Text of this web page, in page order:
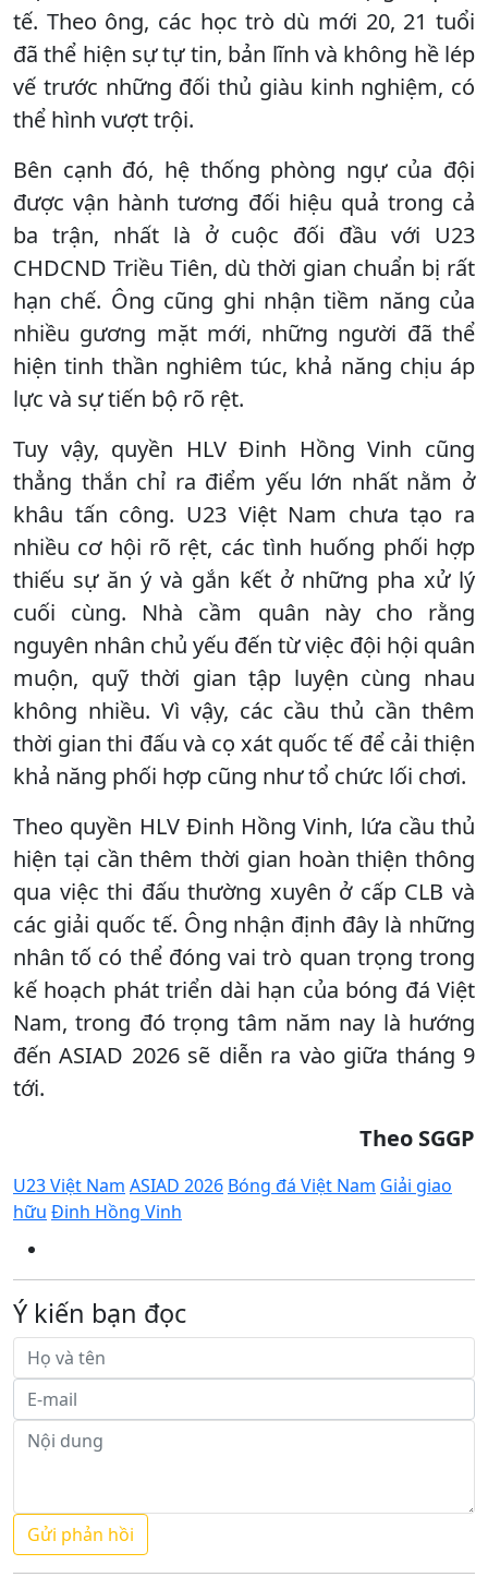
tế. Theo ông, các học trò dù mới 20, 21 tuổi
đã thể hiện sự tự tin, bản lĩnh và không hề lép
vế trước những đối thủ giàu kinh nghiệm, có
thể hình vượt trội.
Bên cạnh đó, hệ thống phòng ngự của đội
được vận hành tương đối hiệu quả trong cả
ba trận, nhất là ở cuộc đối đầu với U23
CHDCND Triều Tiên, dù thời gian chuẩn bị rất
hạn chế. Ông cũng ghi nhận tiềm năng của
nhiều gương mặt mới, những người đã thể
hiện tinh thần nghiêm túc, khả năng chịu áp
lực và sự tiến bộ rõ rệt.
Tuy vậy, quyền HLV Đinh Hồng Vinh cũng
thẳng thắn chỉ ra điểm yếu lớn nhất nằm ở
khâu tấn công. U23 Việt Nam chưa tạo ra
nhiều cơ hội rõ rệt, các tình huống phối hợp
thiếu sự ăn ý và gắn kết ở những pha xử lý
cuối cùng. Nhà cầm quân này cho rằng
nguyên nhân chủ yếu đến từ việc đội hội quân
muộn, quỹ thời gian tập luyện cùng nhau
không nhiều. Vì vậy, các cầu thủ cần thêm
thời gian thi đấu và cọ xát quốc tế để cải thiện
khả năng phối hợp cũng như tổ chức lối chơi.
Theo quyền HLV Đinh Hồng Vinh, lứa cầu thủ
hiện tại cần thêm thời gian hoàn thiện thông
qua việc thi đấu thường xuyên ở cấp CLB và
các giải quốc tế. Ông nhận định đây là những
nhân tố có thể đóng vai trò quan trọng trong
kế hoạch phát triển dài hạn của bóng đá Việt
Nam, trong đó trọng tâm năm nay là hướng
đến ASIAD 2026 sẽ diễn ra vào giữa tháng 9
tới.
Theo SGGP
U23 Việt Nam ASIAD 2026 Bóng đá Việt Nam Giải giao
hữu Đinh Hồng Vinh
Ý kiến bạn đọc